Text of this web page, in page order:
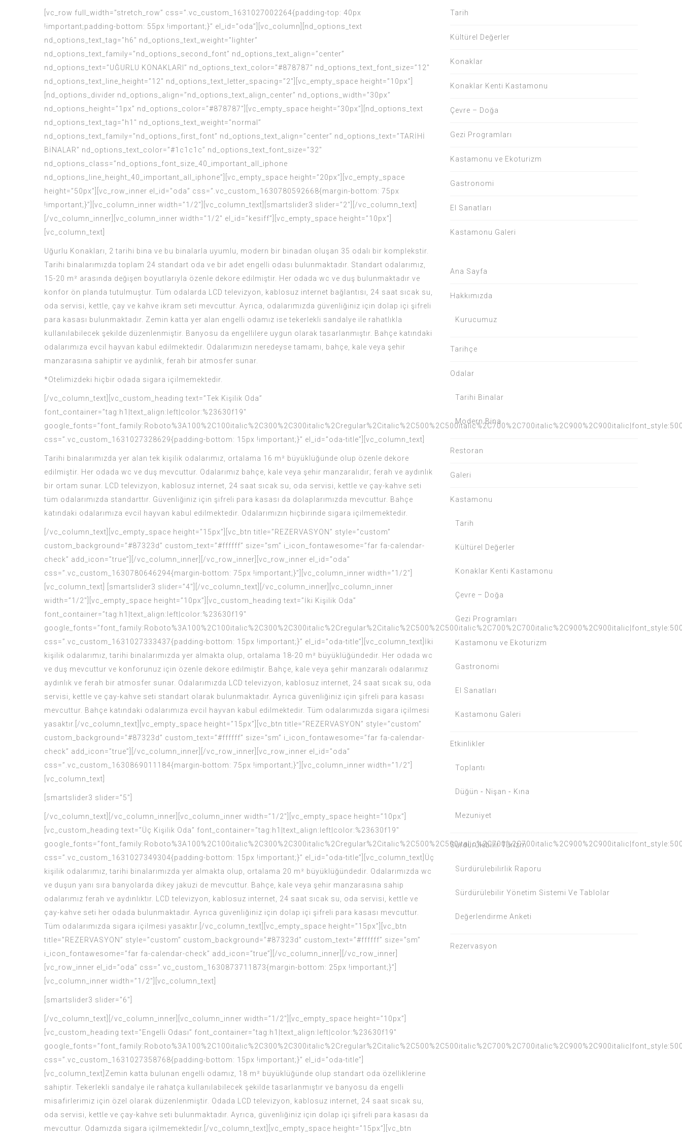
[vc_row full_width=”stretch_row” css=”.vc_custom_1631027002264{padding-top: 40px
!important;padding-bottom: 55px !important;}” el_id=”oda”][vc_column][nd_options_text
nd_options_text_tag=”h6″ nd_options_text_weight=”lighter”
nd_options_text_family=”nd_options_second_font” nd_options_text_align=”center”
nd_options_text=”UĞURLU KONAKLARI” nd_options_text_color=”#878787″ nd_options_text_font_size=”12″
nd_options_text_line_height=”12″ nd_options_text_letter_spacing=”2″][vc_empty_space height=”10px”]
[nd_options_divider nd_options_align=”nd_options_text_align_center” nd_options_width=”30px”
nd_options_height=”1px” nd_options_color=”#878787″][vc_empty_space height=”30px”][nd_options_text
nd_options_text_tag=”h1″ nd_options_text_weight=”normal”
nd_options_text_family=”nd_options_first_font” nd_options_text_align=”center” nd_options_text=”TARİHİ
BİNALAR” nd_options_text_color=”#1c1c1c” nd_options_text_font_size=”32″
nd_options_class=”nd_options_font_size_40_important_all_iphone
nd_options_line_height_40_important_all_iphone”][vc_empty_space height=”20px”][vc_empty_space
height=”50px”][vc_row_inner el_id=”oda” css=”.vc_custom_1630780592668{margin-bottom: 75px
!important;}”][vc_column_inner width=”1/2″][vc_column_text][smartslider3 slider=”2″][/vc_column_text]
[/vc_column_inner][vc_column_inner width=”1/2″ el_id=”kesiff”][vc_empty_space height=”10px”]
[vc_column_text]
Uğurlu Konakları, 2 tarihi bina ve bu binalarla uyumlu, modern bir binadan oluşan 35 odalı bir komplekstir.
Tarihi binalarımızda toplam 24 standart oda ve bir adet engelli odası bulunmaktadır. Standart odalarımız,
15-20 m² arasında değişen boyutlarıyla özenle dekore edilmiştir. Her odada wc ve duş bulunmaktadır ve
konfor ön planda tutulmuştur. Tüm odalarda LCD televizyon, kablosuz internet bağlantısı, 24 saat sıcak su,
oda servisi, kettle, çay ve kahve ikram seti mevcuttur. Ayrıca, odalarımızda güvenliğiniz için dolap içi şifreli
para kasası bulunmaktadır. Zemin katta yer alan engelli odamız ise tekerlekli sandalye ile rahatlıkla
kullanılabilecek şekilde düzenlenmiştir. Banyosu da engellilere uygun olarak tasarlanmıştır. Bahçe katındaki
odalarımıza evcil hayvan kabul edilmektedir. Odalarımızın neredeyse tamamı, bahçe, kale veya şehir
manzarasına sahiptir ve aydınlık, ferah bir atmosfer sunar.
*Otelimizdeki hiçbir odada sigara içilmemektedir.
[/vc_column_text][vc_custom_heading text=”Tek Kişilik Oda”
font_container=”tag:h1|text_align:left|color:%23630f19″
css=”.vc_custom_1631027328629{padding-bottom: 15px !important;}” el_id=”oda-title”][vc_column_text]
Tarihi binalarımızda yer alan tek kişilik odalarımız, ortalama 16 m² büyüklüğünde olup özenle dekore
edilmiştir. Her odada wc ve duş mevcuttur. Odalarımız bahçe, kale veya şehir manzaralıdır; ferah ve aydınlık
bir ortam sunar. LCD televizyon, kablosuz internet, 24 saat sıcak su, oda servisi, kettle ve çay-kahve seti
tüm odalarımızda standarttır. Güvenliğiniz için şifreli para kasası da dolaplarımızda mevcuttur. Bahçe
katındaki odalarımıza evcil hayvan kabul edilmektedir. Odalarımızın hiçbirinde sigara içilmemektedir.
[/vc_column_text][vc_empty_space height=”15px”][vc_btn title=”REZERVASYON” style=”custom”
custom_background=”#87323d” custom_text=”#ffffff” size=”sm” i_icon_fontawesome=”far fa-calendar-
check” add_icon=”true”][/vc_column_inner][/vc_row_inner][vc_row_inner el_id=”oda”
css=”.vc_custom_1630780646294{margin-bottom: 75px !important;}”][vc_column_inner width=”1/2″]
[vc_column_text] [smartslider3 slider=”4″][/vc_column_text][/vc_column_inner][vc_column_inner
width=”1/2″][vc_empty_space height=”10px”][vc_custom_heading text=”İki Kişilik Oda”
font_container=”tag:h1|text_align:left|color:%23630f19″
css=”.vc_custom_1631027333437{padding-bottom: 15px !important;}” el_id=”oda-title”][vc_column_text]İki
kişilik odalarımız, tarihi binalarımızda yer almakta olup, ortalama 18-20 m² büyüklüğündedir. Her odada wc
ve duş mevcuttur ve konforunuz için özenle dekore edilmiştir. Bahçe, kale veya şehir manzaralı odalarımız
aydınlık ve ferah bir atmosfer sunar. Odalarımızda LCD televizyon, kablosuz internet, 24 saat sıcak su, oda
servisi, kettle ve çay-kahve seti standart olarak bulunmaktadır. Ayrıca güvenliğiniz için şifreli para kasası
mevcuttur. Bahçe katındaki odalarımıza evcil hayvan kabul edilmektedir. Tüm odalarımızda sigara içilmesi
yasaktır.[/vc_column_text][vc_empty_space height=”15px”][vc_btn title=”REZERVASYON” style=”custom”
custom_background=”#87323d” custom_text=”#ffffff” size=”sm” i_icon_fontawesome=”far fa-calendar-
check” add_icon=”true”][/vc_column_inner][/vc_row_inner][vc_row_inner el_id=”oda”
css=”.vc_custom_1630869011184{margin-bottom: 75px !important;}”][vc_column_inner width=”1/2″]
[vc_column_text]
[smartslider3 slider=”5″]
[/vc_column_text][/vc_column_inner][vc_column_inner width=”1/2″][vc_empty_space height=”10px”]
[vc_custom_heading text=”Üç Kişilik Oda” font_container=”tag:h1|text_align:left|color:%23630f19″
css=”.vc_custom_1631027349304{padding-bottom: 15px !important;}” el_id=”oda-title”][vc_column_text]Üç
kişilik odalarımız, tarihi binalarımızda yer almakta olup, ortalama 20 m² büyüklüğündedir. Odalarımızda wc
ve duşun yanı sıra banyolarda dikey jakuzi de mevcuttur. Bahçe, kale veya şehir manzarasına sahip
odalarımız ferah ve aydınlıktır. LCD televizyon, kablosuz internet, 24 saat sıcak su, oda servisi, kettle ve
çay-kahve seti her odada bulunmaktadır. Ayrıca güvenliğiniz için dolap içi şifreli para kasası mevcuttur.
Tüm odalarımızda sigara içilmesi yasaktır.[/vc_column_text][vc_empty_space height=”15px”][vc_btn
title=”REZERVASYON” style=”custom” custom_background=”#87323d” custom_text=”#ffffff” size=”sm”
i_icon_fontawesome=”far fa-calendar-check” add_icon=”true”][/vc_column_inner][/vc_row_inner]
[vc_row_inner el_id=”oda” css=”.vc_custom_1630873711873{margin-bottom: 25px !important;}”]
[vc_column_inner width=”1/2″][vc_column_text]
[smartslider3 slider=”6″]
[/vc_column_text][/vc_column_inner][vc_column_inner width=”1/2″][vc_empty_space height=”10px”]
[vc_custom_heading text=”Engelli Odası” font_container=”tag:h1|text_align:left|color:%23630f19″
css=”.vc_custom_1631027358768{padding-bottom: 15px !important;}” el_id=”oda-title”]
[vc_column_text]Zemin katta bulunan engelli odamız, 18 m² büyüklüğünde olup standart oda özelliklerine
sahiptir. Tekerlekli sandalye ile rahatça kullanılabilecek şekilde tasarlanmıştır ve banyosu da engelli
misafirlerimiz için özel olarak düzenlenmiştir. Odada LCD televizyon, kablosuz internet, 24 saat sıcak su,
oda servisi, kettle ve çay-kahve seti bulunmaktadır. Ayrıca, güvenliğiniz için dolap içi şifreli para kasası da
mevcuttur. Odamızda sigara içilmemektedir.[/vc_column_text][vc_empty_space height=”15px”][vc_btn
Tarih
Kültürel Değerler
Konaklar
Konaklar Kenti Kastamonu
Çevre – Doğa
Gezi Programları
Kastamonu ve Ekoturizm
Gastronomi
El Sanatları
Kastamonu Galeri
Ana Sayfa
Hakkımızda
Kurucumuz
Tarihçe
Odalar
Tarihi Binalar
Modern Bina
Restoran
Galeri
Kastamonu
Tarih
Kültürel Değerler
Konaklar Kenti Kastamonu
Çevre – Doğa
Gezi Programları
Kastamonu ve Ekoturizm
Gastronomi
El Sanatları
Kastamonu Galeri
Etkinlikler
Toplantı
Düğün ⁃ Nişan ⁃ Kına
Mezuniyet
Sürdürülebilir Turizm
Sürdürülebilirlik Raporu
Sürdürülebilir Yönetim Sistemi Ve Tablolar
Değerlendirme Anketi
Rezervasyon